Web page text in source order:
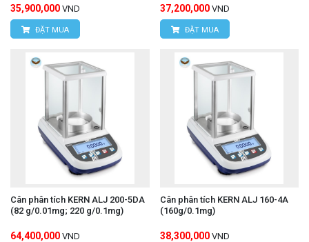
35,900,000 VND
ĐẶT MUA
37,200,000 VND
ĐẶT MUA
Cân phân tích KERN ALJ 200-5DA
(82 g/0.01mg; 220 g/0.1mg)
64,400,000 VND
Cân phân tích KERN ALJ 160-4A
(160g/0.1mg)
38,300,000 VND